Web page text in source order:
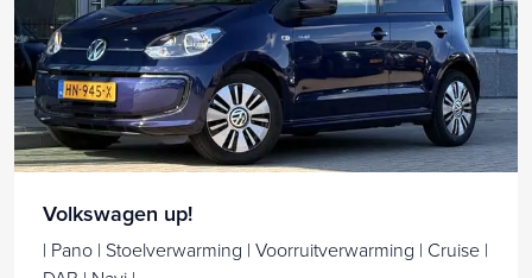
Volkswagen up!
| Pano | Stoelverwarming | Voorruitverwarming | Cruise |